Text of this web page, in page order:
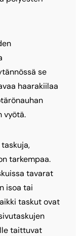
se
haarakiilaa
vyötä.
tarkempaa.
tavarat
isoa tai
taskut ovat
taittuvat